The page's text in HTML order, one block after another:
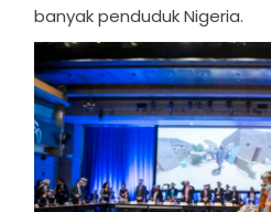
banyak penduduk Nigeria.